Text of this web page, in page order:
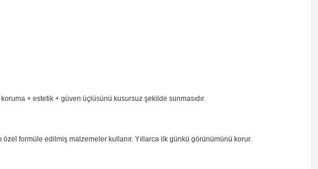
koruma + estetik + güven üçlüsünü kusursuz şekilde sunmasıdır
özel formüle edilmiş malzemeler kullanır. Yıllarca ilk günkü görünümünü korur.